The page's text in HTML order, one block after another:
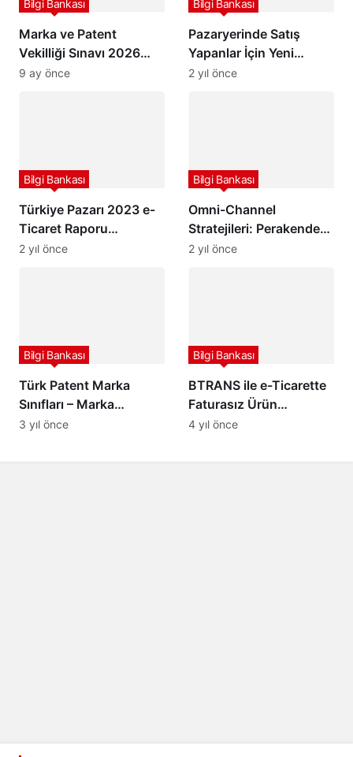
Marka ve Patent
Vekilliği Sınavı 2026
(Başvuru İşlemleri –
Bilgi Bankası
9 ay önce
Pazaryerinde Satış
Yapanlar İçin Yeni
Kesinti “Pazaryeri
Bilgi Bankası
2 yıl önce
Türkiye Pazarı 2023 e-
Ticaret Raporu
Yayınlandı
Bilgi Bankası
2 yıl önce
Omni-Channel
Stratejileri: Perakende
Sektöründe Müşteri
Bilgi Bankası
2 yıl önce
Türk Patent Marka
Sınıfları – Marka
Başvuru Sınıfları –
Bilgi Bankası
3 yıl önce
BTRANS ile e-Ticarette
Faturasız Ürün
Gönderimi Bitirilecek
Bilgi Bankası
4 yıl önce